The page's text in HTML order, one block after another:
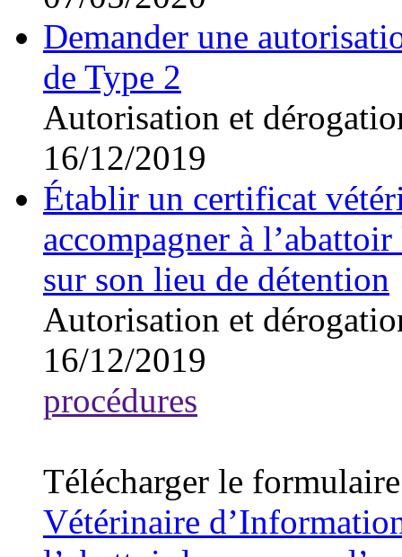
Demander une
de Type 2
Autorisation et
16/12/2019
Établir un certificat
accompagner à
sur son lieu de détention
Autorisation et
16/12/2019
procédures
Télécharger le
Vétérinaire